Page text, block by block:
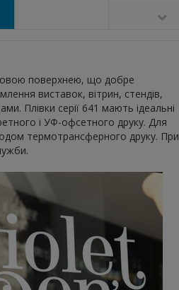
поверхнею, що добре
виставок, вітрин, стендів,
Плівки серії 641 мають ідеальні
і УФ-офсетного друку. Для
термотрансферного друку. При